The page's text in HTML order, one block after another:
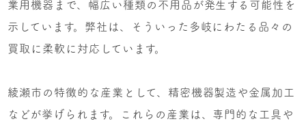
業用機器まで、幅広い種類の不用品が発生する可能性を
示しています。弊社は、そういった多岐にわたる品々の
買取に柔軟に対応しています。
綾瀬市の特徴的な産業として、精密機器製造や金属加工
などが挙げられます。これらの産業は、専門的な工具や